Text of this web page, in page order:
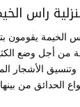
راس
الخيمة يقومون
من أجل وضع
وتنسيق الأشجار
الحدائق من